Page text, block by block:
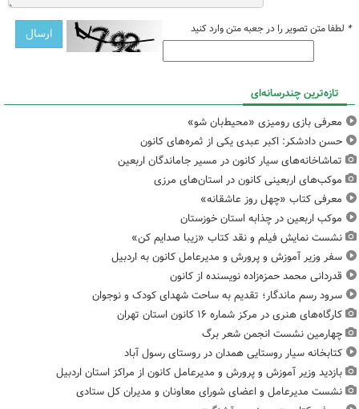
* لطفا متن تصویر را در جعبه متن وارد کنید
تازه‌ترین چندرسانه‌ای
معرفی بازی رومیزی «محیط‌بان شو»
حسن دادشکر: اکبر عبدی یکی از ثمره‌های کانون
تماشاخانه‌های سیار کانون در مسیر جاماندگان اربعین
موکب‌های اربعینی کانون در استان‌های مرزی
معرفی کتاب «چهل روز عاشقانه»
موکب اربعین در چذابه استان خوزستان
نشست نمایش فیلم و نقد کتاب «زیبا صدایم کن»
سفر وزیر آموزش و پرورش و مدیرعامل کانون به اردبیل
قدردانی محمد حمزه‌زاده نویسنده از کانون
سرود رسم ماندگار؛ تقدیم به ساحت شهدای کودک و نوجوان
کارگاه‌های هنری در مرکز شماره ۱۶ کانون استان تهران
چهارمین نشست انجمن شعر برگ
کتابخانه سیار روستایی همدان در روستای رسول آباد
بازدید وزیر آموزش و پرورش و مدیرعامل کانون از مراکز استان اردبیل
نشست مدیرعامل و اعضای شورای معاونان و مدیران کل ستادی